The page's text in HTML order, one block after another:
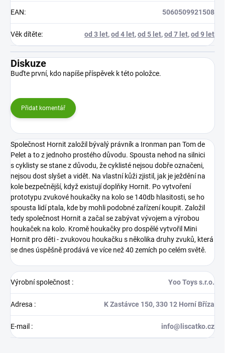
EAN: 5060509921508
Věk dítěte: od 3 let,od 4 let,od 5 let,od 7 let,od 9 let
Diskuze
Buďte první, kdo napíše příspěvek k této položce.
Přidat komentář
Společnost Hornit založil bývalý právník a Ironman pan Tom de
Pelet a to z jednoho prostého důvodu. Spousta nehod na silnici
s cyklisty se stane z důvodu, že cyklisté nejsou dobře označeni,
nejsou dost slyšet a vidět. Na vlastní kůži zjistil, jak je ježdění na
kole bezpečnější, když existují doplňky Hornit. Po vytvoření
prototypu zvukové houkačky na kolo se 140db hlasitosti, se ho
spousta lidí ptala, kde by mohli podobné zařízení koupit. Založil
tedy společnost Hornit a začal se zabývat vývojem a výrobou
houkaček na kolo. Kromě houkačky pro dospělé vytvořil Mini
Hornit pro děti - zvukovou houkačku s několika druhy zvuků, která
se dnes úspěšně prodává ve více než 40 zemích po celém světě.
Výrobní společnost : Yoo Toys s.r.o.
Adresa : K Zastávce 150, 330 12 Horní Bříza
E-mail : info@liscatko.cz